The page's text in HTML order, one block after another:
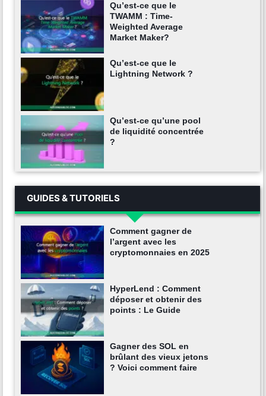
Qu’est-ce que le
TWAMM : Time-
Weighted Average
Market Maker?
Qu’est-ce que le
Lightning Network ?
Qu’est-ce qu’une pool
de liquidité concentrée
?
GUIDES & TUTORIELS
Comment gagner de
l’argent avec les
cryptomonnaies en 2025
HyperLend : Comment
déposer et obtenir des
points : Le Guide
Gagner des SOL en
brûlant des vieux jetons
? Voici comment faire